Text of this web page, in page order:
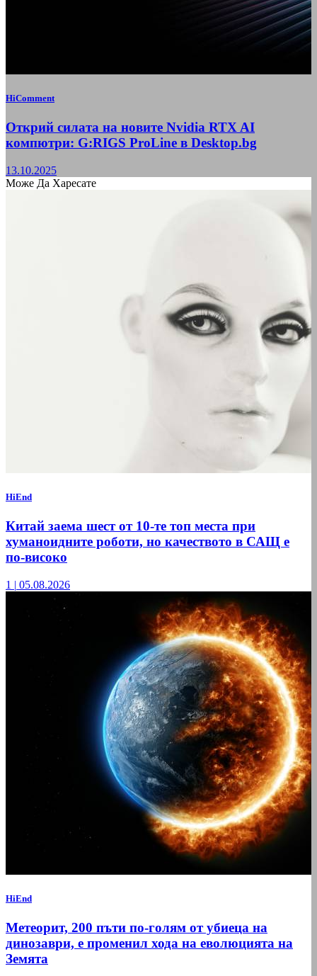
HiComment
Открий силата на новите Nvidia RTX AI
компютри: G:RIGS ProLine в Desktop.bg
13.10.2025
Може Да Харесате
HiEnd
Китай заема шест от 10-те топ места при
хуманоидните роботи, но качеството в САЩ е
по-високо
1 | 05.08.2026
HiEnd
Метеорит, 200 пъти по-голям от убиеца на
динозаври, е променил хода на еволюцията на
Земята